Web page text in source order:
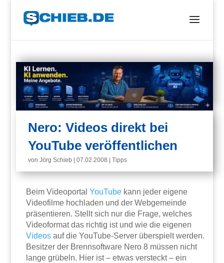
Nero: Videos direkt bei
YouTube veröffentlichen
vonJörg Schieb |07.02.2008 |Tipps
Beim Videoportal YouTube kann jeder eigene
Videofilme hochladen und der Webgemeinde
präsentieren. Stellt sich nur die Frage, welches
Videoformat das richtig ist und wie die eigenen
Videos auf die YouTube-Server überspielt werden.
Besitzer der Brennsoftware Nero 8 müssen nicht
lange grübeln. Hier ist – etwas versteckt – ein